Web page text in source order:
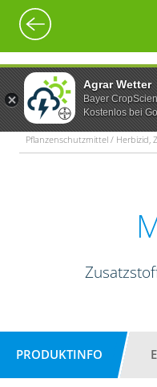
Agrar Wetter
Bayer
Kostenlos bei
Pflanzenschutzmittel / Herbizid,
PRODUKTINFO